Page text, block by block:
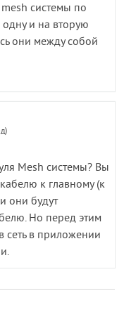
системы по
и на вторую
они между собой
Mesh системы? Вы
к главному (к
они будут
Но перед этим
сеть в приложении